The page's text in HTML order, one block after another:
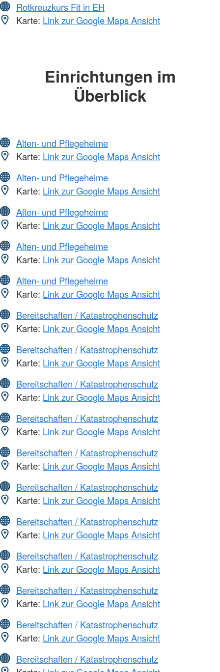
Rotkreuzkurs Fit in EH
Karte: Link zur Google Maps Ansicht
Einrichtungen im
Überblick
Alten- und Pflegeheime
Karte: Link zur Google Maps Ansicht
Alten- und Pflegeheime
Karte: Link zur Google Maps Ansicht
Alten- und Pflegeheime
Karte: Link zur Google Maps Ansicht
Alten- und Pflegeheime
Karte: Link zur Google Maps Ansicht
Alten- und Pflegeheime
Karte: Link zur Google Maps Ansicht
Bereitschaften / Katastrophenschutz
Karte: Link zur Google Maps Ansicht
Bereitschaften / Katastrophenschutz
Karte: Link zur Google Maps Ansicht
Bereitschaften / Katastrophenschutz
Karte: Link zur Google Maps Ansicht
Bereitschaften / Katastrophenschutz
Karte: Link zur Google Maps Ansicht
Bereitschaften / Katastrophenschutz
Karte: Link zur Google Maps Ansicht
Bereitschaften / Katastrophenschutz
Karte: Link zur Google Maps Ansicht
Bereitschaften / Katastrophenschutz
Karte: Link zur Google Maps Ansicht
Bereitschaften / Katastrophenschutz
Karte: Link zur Google Maps Ansicht
Bereitschaften / Katastrophenschutz
Karte: Link zur Google Maps Ansicht
Bereitschaften / Katastrophenschutz
Karte: Link zur Google Maps Ansicht
Bereitschaften / Katastrophenschutz